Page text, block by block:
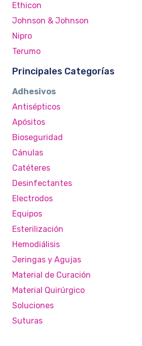
Ethicon
Johnson & Johnson
Nipro
Terumo
Principales Categorías
Adhesivos
Antisépticos
Apósitos
Bioseguridad
Cánulas
Catéteres
Desinfectantes
Electrodos
Equipos
Esterilización
Hemodiálisis
Jeringas y Agujas
Material de Curación
Material Quirúrgico
Soluciones
Suturas